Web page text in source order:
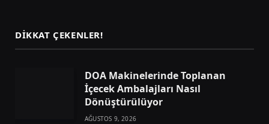
DIKKAT ÇEKENLER!
DOA Makinelerinde Toplanan
İçecek Ambalajları Nasıl
Dönüştürülüyor
AĞUSTOS 9, 2026